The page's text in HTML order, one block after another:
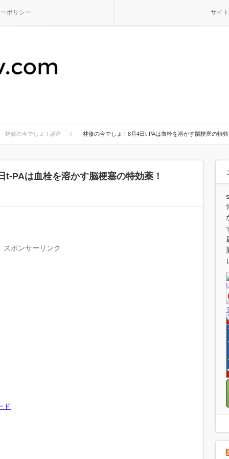
ポリシー サイ
林修の今でしょ！講座 林修の今でしょ！8月4日t-PAは血栓を溶かす脳梗塞の特効
t-PAは血栓を溶かす脳梗塞の特効薬！
スポンサーリンク
ド